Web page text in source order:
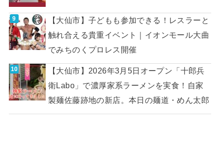
【大仙市】子どもも参加できる！レスラーと
触れ合える貴重イベント｜イオンモール大曲
でみちのくプロレス開催
【大仙市】2026年3月5日オープン「十郎兵
衛Labo」で濃厚家系ラーメンを実食！自家
製麺佐藤跡地の新店。本日の麺道・めん太郎